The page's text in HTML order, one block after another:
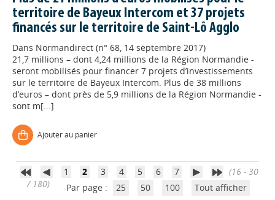
territoire de Bayeux Intercom et 37 projets
financés sur le territoire de Saint-Lô Agglo
Dans Normandirect (n° 68, 14 septembre 2017)
21,7 millions – dont 4,24 millions de la Région Normandie -
seront mobilisés pour financer 7 projets d’investissements
sur le territoire de Bayeux Intercom. Plus de 38 millions
d’euros – dont près de 5,9 millions de la Région Normandie -
sont m[...]
Ajouter au panier
1 2 3 4 5 6 7
(16 - 30
/ 180)
Par page : 25 50 100 Tout afficher
Appels à projets
Accéder à son compte - (Se
déconnecter)